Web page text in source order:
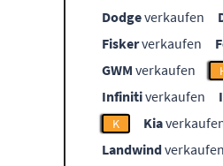
Dodgeverkaufen
Fiskerverkaufen
GWM verkaufen
Infinitiverkaufen
K Kia
Landwindverkaufen